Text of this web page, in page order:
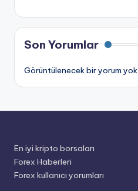
Son Yorumlar
Görüntülenecek bir yorum yok.
En iyi kripto borsaları
Forex Haberleri
Forex kullanıcı yorumları